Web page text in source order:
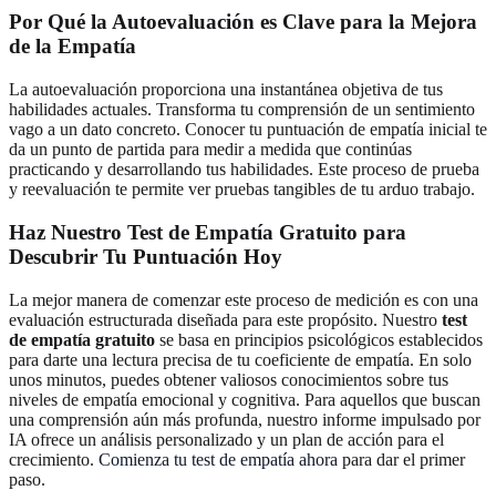
Por Qué la Autoevaluación es Clave para la Mejora
de la Empatía
La autoevaluación proporciona una instantánea objetiva de tus
habilidades actuales. Transforma tu comprensión de un sentimiento
vago a un dato concreto. Conocer tu puntuación de empatía inicial te
da un punto de partida para medir a medida que continúas
practicando y desarrollando tus habilidades. Este proceso de prueba
y reevaluación te permite ver pruebas tangibles de tu arduo trabajo.
Haz Nuestro Test de Empatía Gratuito para
Descubrir Tu Puntuación Hoy
La mejor manera de comenzar este proceso de medición es con una
evaluación estructurada diseñada para este propósito. Nuestro test
de empatía gratuito se basa en principios psicológicos establecidos
para darte una lectura precisa de tu coeficiente de empatía. En solo
unos minutos, puedes obtener valiosos conocimientos sobre tus
niveles de empatía emocional y cognitiva. Para aquellos que buscan
una comprensión aún más profunda, nuestro informe impulsado por
IA ofrece un análisis personalizado y un plan de acción para el
crecimiento. Comienza tu test de empatía ahora para dar el primer
paso.